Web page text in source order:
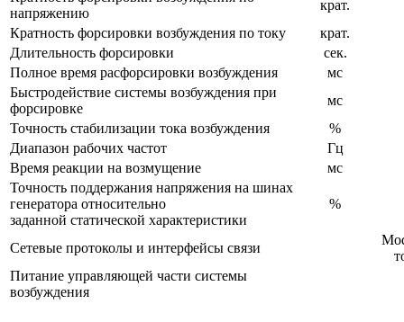
напряжению
крат.
Кратность форсировки возбуждения по току
крат.
Длительность форсировки
сек.
Полное время расфорсировки возбуждения
мс
Быстродействие системы возбуждения при
форсировке
мс
Точность стабилизации тока возбуждения
%
Диапазон рабочих частот
Гц
Время реакции на возмущение
мс
Точность поддержания напряжения на шинах
генератора относительно
заданной статической характеристики
%
Сетевые протоколы и интерфейсы связи
Питание управляющей части системы
возбуждения